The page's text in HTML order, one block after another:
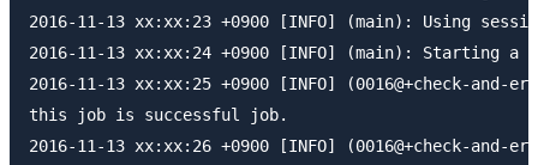
2016-11-13 xx:xx:23 +0900 [INFO] (main): Using
2016-11-13 xx:xx:24 +0900 [INFO] (main): Starting a
2016-11-13 xx:xx:25 +0900 [INFO] (0016@+check-
this job is successful job.
2016-11-13 xx:xx:26 +0900 [INFO] (0016@+check-